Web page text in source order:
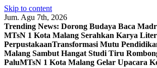
Skip to content
Jum. Agu 7th, 2026
Trending News: Dorong Budaya Baca
MTsN 1 Kota Malang Serahkan Karya
PerpustakaanTransformasi Mutu
Malang Sambut Hangat Studi Tiru
PaluMTsN 1 Kota Malang Gelar Upacara